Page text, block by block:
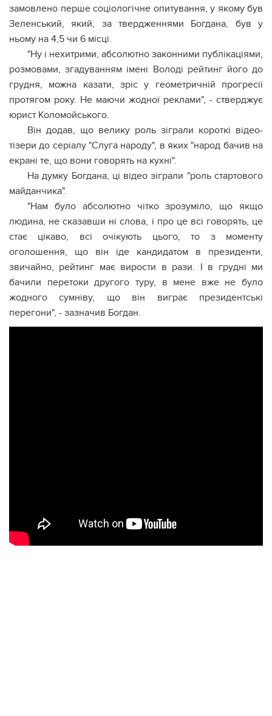
замовлено перше соціологічне опитування, у якому був
Зеленський, який, за твердженнями Богдана, був у
ньому на 4,5 чи 6 місці.
"Ну і нехитрими, абсолютно законними публікаціями,
розмовами, згадуванням імені Володі рейтинг його до
грудня, можна казати, зріс у геометричній прогресії
протягом року. Не маючи жодної реклами", - стверджує
юрист Коломойського.
Він додав, що велику роль зіграли короткі відео-
тізери до серіалу "Слуга народу", в яких "народ бачив на
екрані те, що вони говорять на кухні".
На думку Богдана, ці відео зіграли "роль стартового
майданчика".
"Нам було абсолютно чітко зрозуміло, що якщо
людина, не сказавши ні слова, і про це всі говорять, це
стає цікаво, всі очікують цього, то з моменту
оголошення, що він іде кандидатом в президенти,
звичайно, рейтинг має вирости в рази. І в грудні ми
бачили перетоки другого туру, в мене вже не було
жодного сумніву, що він виграє президентські
перегони", - зазначив Богдан.